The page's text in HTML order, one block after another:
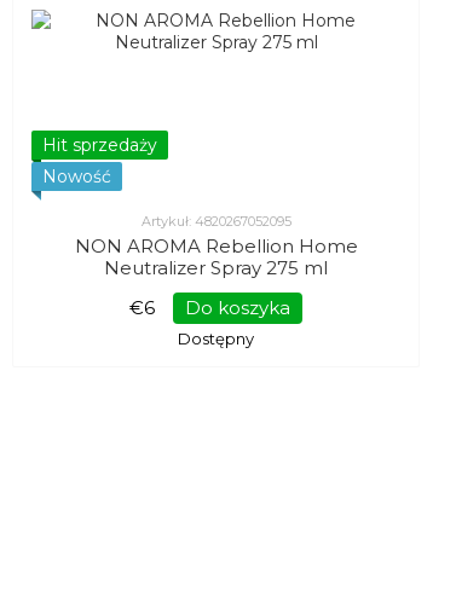
Hit sprzedaży
Nowość
Artykuł: 4820267052095
NON AROMA Rebellion Home
Neutralizer Spray 275 ml
€6
Do koszyka
Dostępny